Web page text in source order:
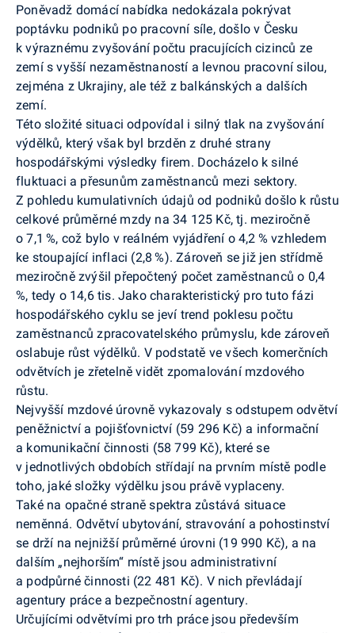
Poněvadž domácí nabídka nedokázala pokrývat
poptávku podniků po pracovní síle, došlo v Česku
k výraznému zvyšování počtu pracujících cizinců ze
zemí s vyšší nezaměstnaností a levnou pracovní silou,
zejména z Ukrajiny, ale též z balkánských a dalších
zemí.
Této složité situaci odpovídal i silný tlak na zvyšování
výdělků, který však byl brzděn z druhé strany
hospodářskými výsledky firem. Docházelo k silné
fluktuaci a přesunům zaměstnanců mezi sektory.
Z pohledu kumulativních údajů od podniků došlo k růstu
celkové průměrné mzdy na 34 125 Kč, tj. meziročně
o 7,1 %, což bylo v reálném vyjádření o 4,2 % vzhledem
ke stoupající inflaci (2,8 %). Zároveň se již jen střídmě
meziročně zvýšil přepočtený počet zaměstnanců o 0,4
%, tedy o 14,6 tis. Jako charakteristický pro tuto fázi
hospodářského cyklu se jeví trend poklesu počtu
zaměstnanců zpracovatelského průmyslu, kde zároveň
oslabuje růst výdělků. V podstatě ve všech komerčních
odvětvích je zřetelně vidět zpomalování mzdového
růstu.
Nejvyšší mzdové úrovně vykazovaly s odstupem odvětví
peněžnictví a pojišťovnictví (59 296 Kč) a informační
a komunikační činnosti (58 799 Kč), které se
v jednotlivých obdobích střídají na prvním místě podle
toho, jaké složky výdělku jsou právě vyplaceny.
Také na opačné straně spektra zůstává situace
neměnná. Odvětví ubytování, stravování a pohostinství
se drží na nejnižší průměrné úrovni (19 990 Kč), a na
dalším „nejhorším“ místě jsou administrativní
a podpůrné činnosti (22 481 Kč). V nich převládají
agentury práce a bezpečnostní agentury.
Určujícími odvětvími pro trh práce jsou především